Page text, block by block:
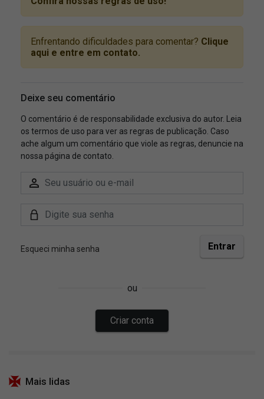
Mais lidas